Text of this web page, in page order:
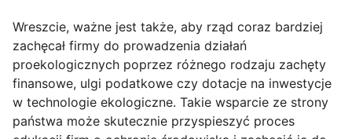
Wreszcie, ważne jest także, aby rząd coraz bardziej
zachęcał firmy do prowadzenia działań
proekologicznych poprzez różnego rodzaju zachęty
finansowe, ulgi podatkowe czy dotacje na inwestycje
w technologie ekologiczne. Takie wsparcie ze strony
państwa może skutecznie przyspieszyć proces